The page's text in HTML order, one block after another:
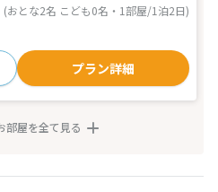
(おとな2名 こども0名・1部屋/1泊2日)
プラン詳細
部屋を全て見る